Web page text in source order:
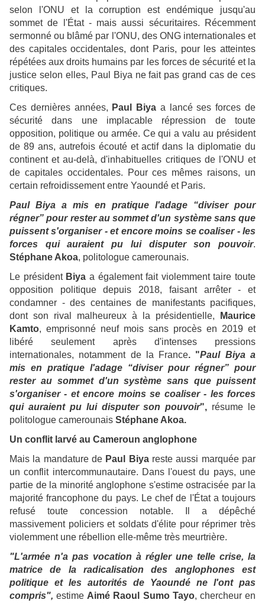
selon l'ONU et la corruption est endémique jusqu'au
sommet de l'État - mais aussi sécuritaires. Récemment
sermonné ou blâmé par l'ONU, des ONG internationales et
des capitales occidentales, dont Paris, pour les atteintes
répétées aux droits humains par les forces de sécurité et la
justice selon elles, Paul Biya ne fait pas grand cas de ces
critiques.
Ces dernières années, Paul Biya a lancé ses forces de
sécurité dans une implacable répression de toute
opposition, politique ou armée. Ce qui a valu au président
de 89 ans, autrefois écouté et actif dans la diplomatie du
continent et au-delà, d'inhabituelles critiques de l'ONU et
de capitales occidentales. Pour ces mêmes raisons, un
certain refroidissement entre Yaoundé et Paris.
Paul Biya a mis en pratique l'adage “diviser pour
régner” pour rester au sommet d'un système sans que
puissent s'organiser - et encore moins se coaliser - les
forces qui auraient pu lui disputer son pouvoir.
Stéphane Akoa, politologue camerounais.
Le président Biya a également fait violemment taire toute
opposition politique depuis 2018, faisant arrêter - et
condamner - des centaines de manifestants pacifiques,
dont son rival malheureux à la présidentielle,
Maurice
Kamto, emprisonné neuf mois sans procès en 2019 et
libéré seulement après d'intenses pressions
internationales, notamment de la France. "Paul Biya a
mis en pratique l'adage “diviser pour régner” pour
rester au sommet d'un système sans que puissent
s'organiser - et encore moins se coaliser - les forces
qui auraient pu lui disputer son pouvoir", résume le
politologue camerounais Stéphane Akoa.
Un conflit larvé au Cameroun anglophone
Mais la mandature de Paul Biyareste aussi marquée par
un conflit intercommunautaire. Dans l'ouest du pays, une
partie de la minorité anglophone s'estime ostracisée par la
majorité francophone du pays. Le chef de l'État a toujours
refusé toute concession notable. Il a dépêché
massivement policiers et soldats d'élite pour réprimer très
violemment une rébellion elle-même très meurtrière.
"L'armée n'a pas vocation à régler une telle crise, la
matrice de la radicalisation des anglophones est
politique et les autorités de Yaoundé ne l'ont pas
compris", estime Aimé Raoul Sumo Tayo, chercheur en